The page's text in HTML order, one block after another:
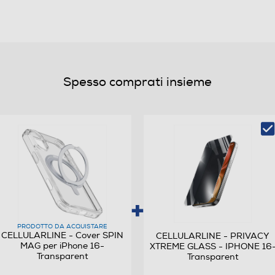
Spesso comprati insieme
PRODOTTO DA ACQUISTARE
CELLULARLINE - Cover SPIN
MAG per iPhone 16-
Transparent
CELLULARLINE - PRIVACY
XTREME GLASS - IPHONE
Transparent